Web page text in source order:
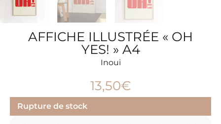
AFFICHE ILLUSTRÉE « OH
YES! » A4
Inoui
13,50€
Rupture de stock